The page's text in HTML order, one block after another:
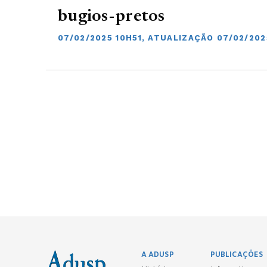
bugios-pretos
07/02/2025 10H51, ATUALIZAÇÃO 07/02/
A ADUSP
PUBLICAÇÕES